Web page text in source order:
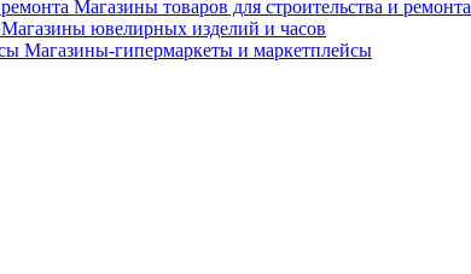
Магазины товаров для строительства и ремонта
Магазины ювелирных изделий и часов
Магазины-гипермаркеты и маркетплейсы